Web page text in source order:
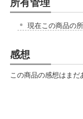
現在この商品の
感想
この商品の感想はまだ